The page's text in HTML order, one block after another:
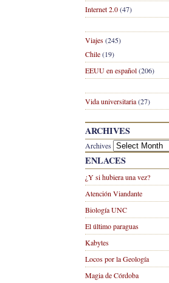
Internet 2.0(47)
Viajes(245)
Chile(19)
EEUU en español(206)
Vida universitaria(27)
ARCHIVES
Archives
ENLACES
¿Y si hubiera una vez?
Atención Viandante
Biología UNC
El último paraguas
Kabytes
Locos por la Geología
Magia de Córdoba